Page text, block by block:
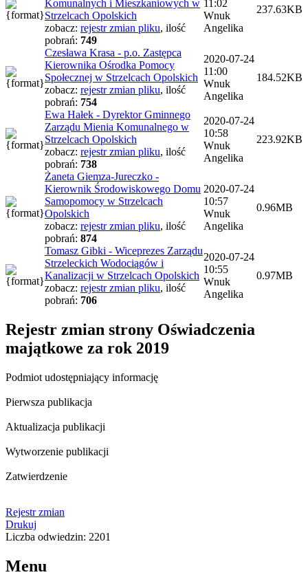
Komunalnych i Mieszkaniowych w
Strzelcach Opolskich
zobacz: rejestr zmian pliku, ilość
pobrań: 749
11:02
Wnuk
Angelika
237.63KB
Czesława Krasa - p.o. Zastępca
Kierownika Ośrodka Pomocy
Społecznej w Strzelcach Opolskich
zobacz: rejestr zmian pliku, ilość
pobrań: 754
2020-07-24
11:00
Wnuk
Angelika
184.52KB
Ewa Hałek - Dyrektor Gminnego
Zarządu Mienia Komunalnego w
Strzelcach Opolskich
zobacz: rejestr zmian pliku, ilość
pobrań: 738
2020-07-24
10:58
Wnuk
Angelika
223.92KB
Żaneta Giemza-Jureczko -
Kierownik Środowiskowego Domu
Samopomocy w Strzelcach
Opolskich
zobacz: rejestr zmian pliku, ilość
pobrań: 874
2020-07-24
10:57
Wnuk
Angelika
0.96MB
Tomasz Gibki - Wiceprezes Zarządu
Strzeleckich Wodociągów i
Kanalizacji w Strzelcach Opolskich
zobacz: rejestr zmian pliku, ilość
pobrań: 706
2020-07-24
10:55
Wnuk
Angelika
0.97MB
Rejestr zmian strony Oświadczenia
majątkowe za rok 2019
Podmiot udostępniający informację
Pierwsza publikacja
Aktualizacja publikacji
Wytworzenie publikacji
Zatwierdzenie
Rejestr zmian
Drukuj
Liczba odwiedzin: 2201
Menu